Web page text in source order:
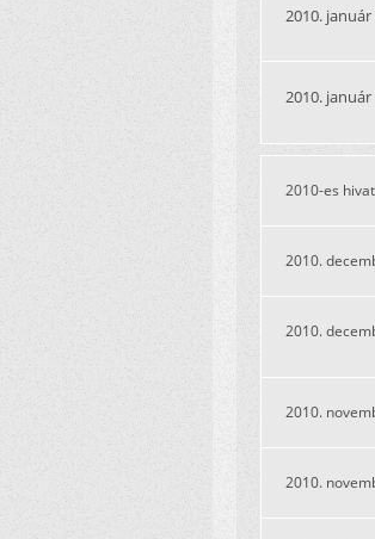
2010. január
2010. január
2010-es
2010.
2010.
2010.
2010.